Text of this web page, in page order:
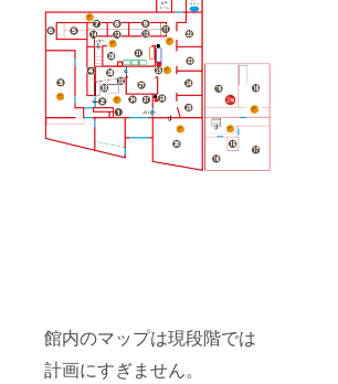
館内のマップは現段階では
計画にすぎません。